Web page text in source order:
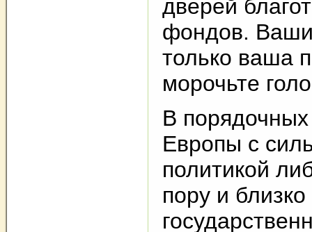
дверей
фондов.
только ваша
морочьте
В
Европы с
политикой
пору и